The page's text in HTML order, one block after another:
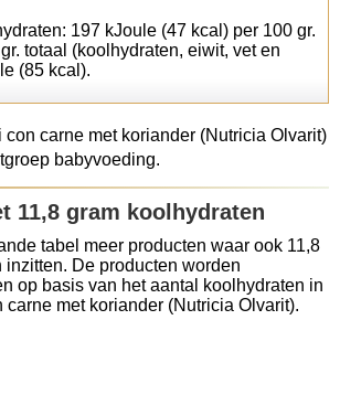
197 kJoule (47 kcal) per 100 gr.
totaal (koolhydraten, eiwit, vet en
(85 kcal).
con carne met koriander (Nutricia Olvarit)
babyvoeding.
11,8 gram koolhydraten
tabel meer producten waar ook 11,8
inzitten. De producten worden
op basis van het aantal koolhydraten in
carne met koriander (Nutricia Olvarit).